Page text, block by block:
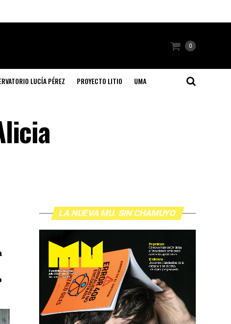
0
LUCÍA PÉREZ PROYECTO LITIO UMA
LA NUEVA MU. SIN CHAMUYO